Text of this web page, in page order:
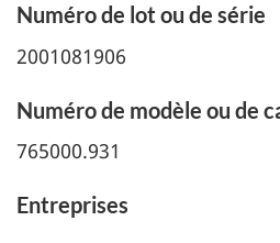
Numéro de lot ou de série
2001081906
Numéro de modèle ou de
765000.931
Entreprises